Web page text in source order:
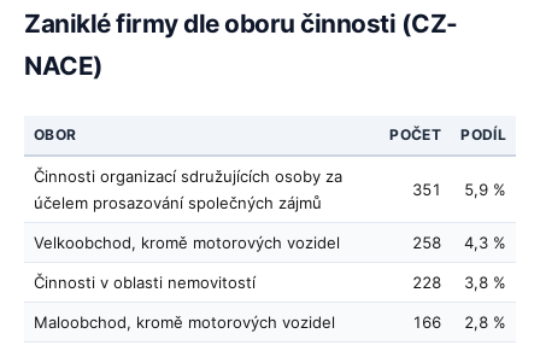
Zaniklé firmy dle oboru činnosti (CZ-
NACE)
OBOR POČET PODÍL
Činnosti organizací sdružujících osoby za
účelem prosazování společných zájmů
351 5,9 %
Velkoobchod, kromě motorových vozidel 258 4,3 %
Činnosti v oblasti nemovitostí 228 3,8 %
Maloobchod, kromě motorových vozidel 166 2,8 %